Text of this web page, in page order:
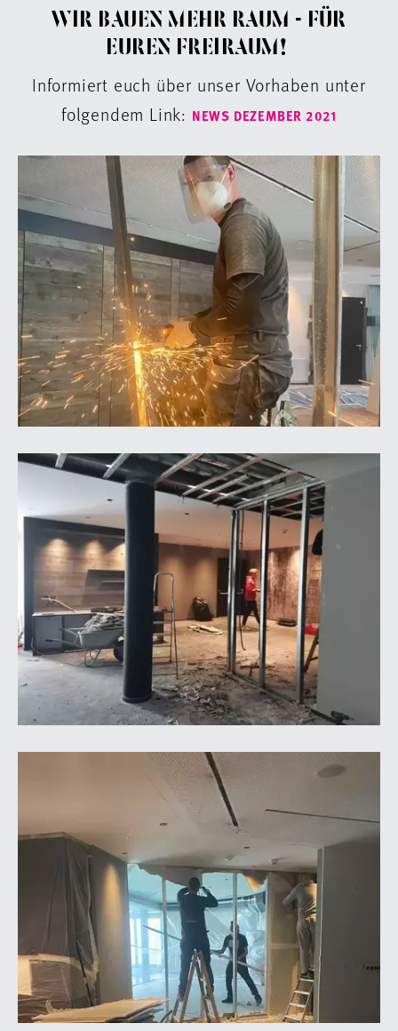
WIR BAUEN MEHR RAUM - FÜR
EUREN FREIRAUM!
Informiert euch über unser Vorhaben unter
folgendem Link: NEWS DEZEMBER 2021